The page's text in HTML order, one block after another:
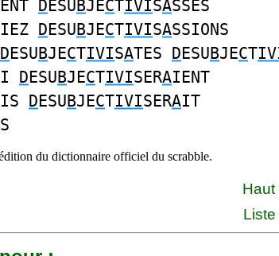
DESUBJECTIVISASSES
DESUBJECTIVISASSIONS
DESUBJECTIVISATES DESUBJECT
I DESUBJECTIVISERAIENT
IS DESUBJECTIVISERAIT
S
du dictionnaire officiel du scrabble.
Haut